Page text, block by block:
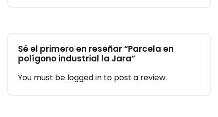
Sé el primero en reseñar “Parcela en
polígono industrial la Jara”
You must be logged in to post a review.